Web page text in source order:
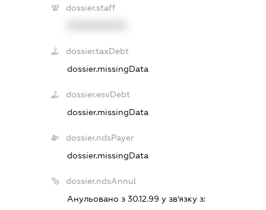
dossier.staff
dossier.taxDebt
dossier.missingData
dossier.esvDebt
dossier.missingData
dossier.ndsPayer
dossier.missingData
dossier.ndsAnnul
Анульовано з 30.12.99 у зв'язку з: